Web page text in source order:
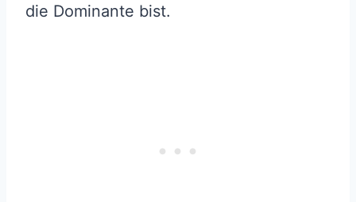
die Dominante bist.